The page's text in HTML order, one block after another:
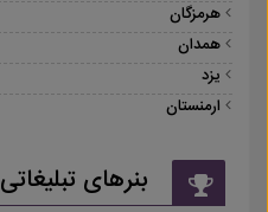
هرمزگان
همدان
یزد
ارمنستان
بنرهای تبلیغاتی